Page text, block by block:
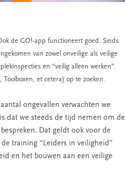
de GO!-app functioneert goed. Sinds
van zowel onveilige als veilige
en “veilig alleen werken”.
et cetera) op te zoeken.
ongevallen verwachten we
dat we steeds de tijd nemen om de
Dat geldt ook voor de
training “Leiders in veiligheid”
en het bouwen aan een veilige